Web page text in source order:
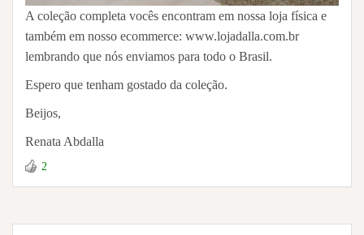
A coleção completa vocês encontram em nossa loja física e
também em nosso ecommerce: www.lojadalla.com.br
lembrando que nós enviamos para todo o Brasil.
Espero que tenham gostado da coleção.
Beijos,
Renata Abdalla
2